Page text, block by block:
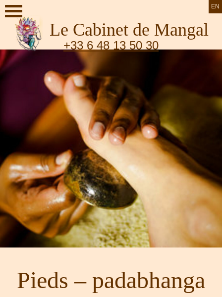
EN
Le Cabinet de Mangal
+33 6 48 13 50 30
Pieds – padabhanga